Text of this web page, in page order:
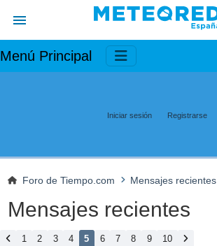
Menú Principal
Iniciar sesión Registrarse
Foro de Tiempo.com Mensajes recientes
Mensajes recientes
1 2 3 4 5 6 7 8 9 10